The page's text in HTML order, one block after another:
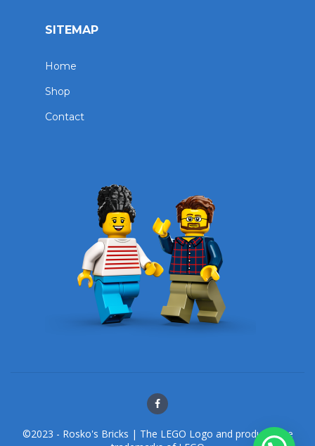
SITEMAP
Home
Shop
Contact
©2023 - Rosko's Bricks | The LEGO Logo and products are